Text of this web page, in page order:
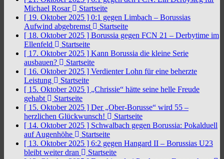
Michael Rosar
Startseite
[ 19. Oktober 2025 ] 0:1 gegen Limbach – Borussias
Aufwind abgebremst
Startseite
[ 18. Oktober 2025 ] Borussia gegen FCN 21 – Derbytime im
Ellenfeld
Startseite
[ 17. Oktober 2025 ] Kann Borussia die kleine Serie
ausbauen?
Startseite
[ 16. Oktober 2025 ] Verdienter Lohn für eine beherzte
Leistung
Startseite
[ 15. Oktober 2025 ] „Chrissie“ hätte seine helle Freude
gehabt
Startseite
[ 15. Oktober 2025 ] Der „Ober-Borusse“ wird 55 –
herzlichen Glückwunsch!
Startseite
[ 14. Oktober 2025 ] Schwalbach gegen Borussia: Pokalduell
auf Augenhöhe
Startseite
[ 13. Oktober 2025 ] 6:2 gegen Hangard II – Borussias U23
bleibt weiter dran
Startseite